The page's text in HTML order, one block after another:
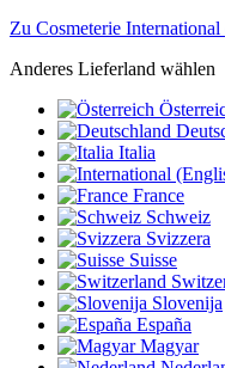
Zu Cosmeterie
Anderes Lieferland wählen
Italia
France
Schweiz
Svizzera
Suisse
Slovenija
España
Magyar